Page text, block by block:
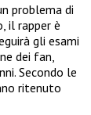
problema di
il rapper è
gli esami
dei fan,
Secondo le
ritenuto